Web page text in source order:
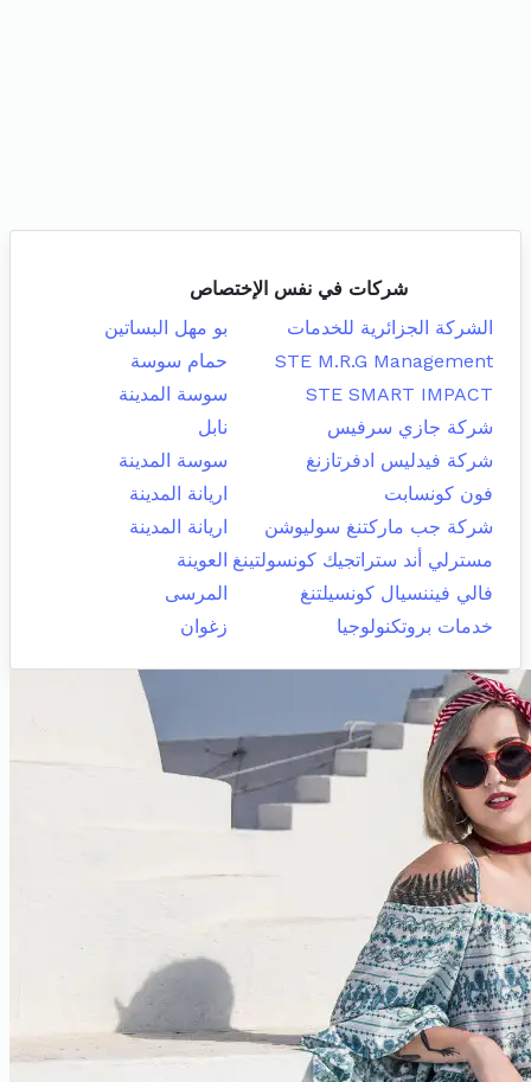
شركات في نفس الإختصاص
الشركة الجزائرية للخدمات
بو مهل البساتين
STE M.R.G Management
حمام سوسة
STE SMART IMPACT
سوسة المدينة
شركة جازي سرفيس
نابل
شركة فيدليس ادفرتازنغ
سوسة المدينة
فون كونسابت
اريانة المدينة
شركة جب ماركتنغ سوليوشن
اريانة المدينة
مسترلي أند ستراتجيك كونسولتينغ العوينة
فالي فيننسيال كونسيلتنغ
المرسى
خدمات بروتكنولوجيا
زغوان